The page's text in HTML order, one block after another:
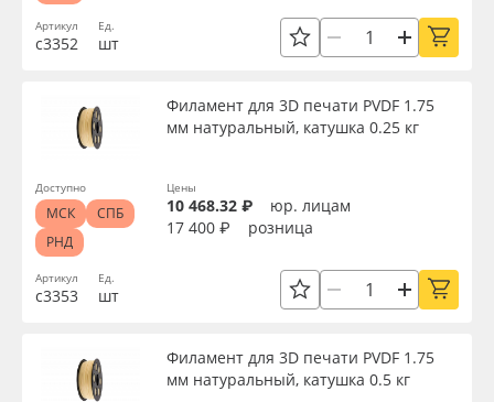
Артикул
с3352
Ед.
шт
Артикул
с3353
Филамент для 3D печати PVDF 1.75
мм натуральный, катушка 0.25 кг
Ед.
шт
Цены
10 468.32 ₽
юр. лицам
17 400 ₽
розница
Доступно
МСК
СПБ
РНД
Филамент для 3D печати PVDF 1.75
мм натуральный, катушка 0.5 кг